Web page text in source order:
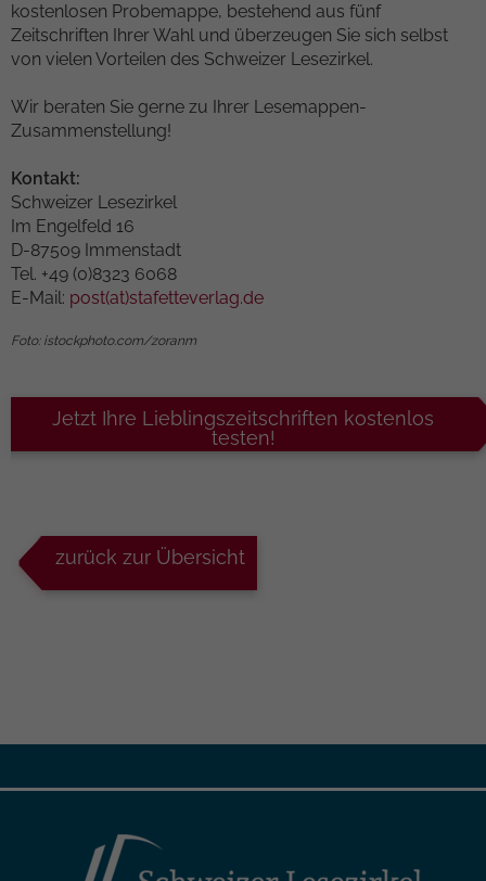
kostenlosen Probemappe, bestehend aus fünf
Zeitschriften Ihrer Wahl und überzeugen Sie sich selbst
von vielen Vorteilen des Schweizer Lesezirkel.
Wir beraten Sie gerne zu Ihrer Lesemappen-
Zusammenstellung!
Kontakt:
Schweizer Lesezirkel
Im Engelfeld 16
D-87509 Immenstadt
Tel. +49 (0)8323 6068
E-Mail: post(at)stafetteverlag.de
Foto: istockphoto.com/zoranm
Jetzt Ihre Lieblingszeitschriften kostenlos
testen!
zurück zur Übersicht